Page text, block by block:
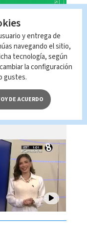
Paula
2026
y entrega de
navegando el sitio,
tecnología, según
la configuración
gustes.
DE ACUERDO